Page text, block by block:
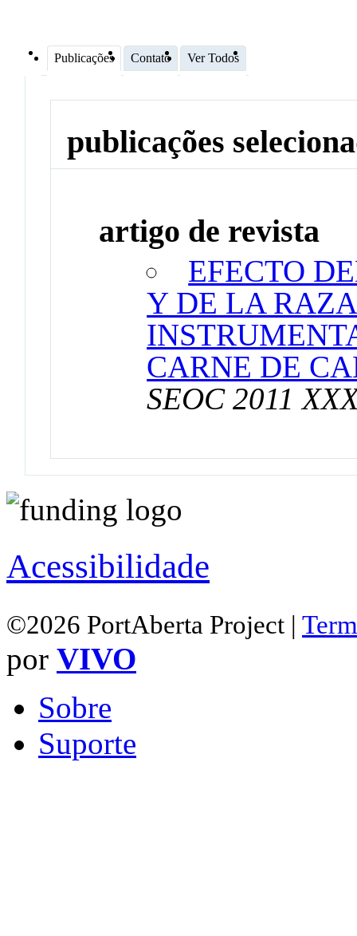
Publicações Contato Ver Todos
publicações
artigo de revista
EFECTO
Y DE LA
CARNE DE
SEOC 2011
Acessibilidade
©2026 PortAberta Project |
por VIVO
Sobre
Suporte